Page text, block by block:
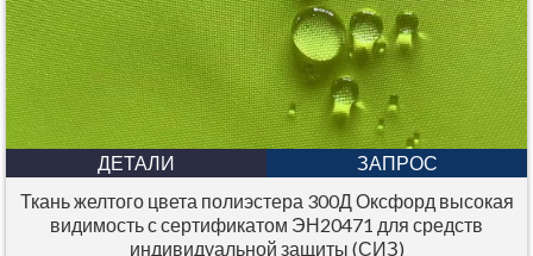
ДЕТАЛИ
ЗАПРОС
Ткань желтого цвета полиэстера 300Д Оксфорд высокая
видимость с сертификатом ЭН20471 для средств
индивидуальной защиты (СИЗ)